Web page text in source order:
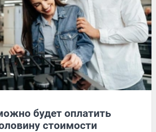
будет оплатить
стоимости